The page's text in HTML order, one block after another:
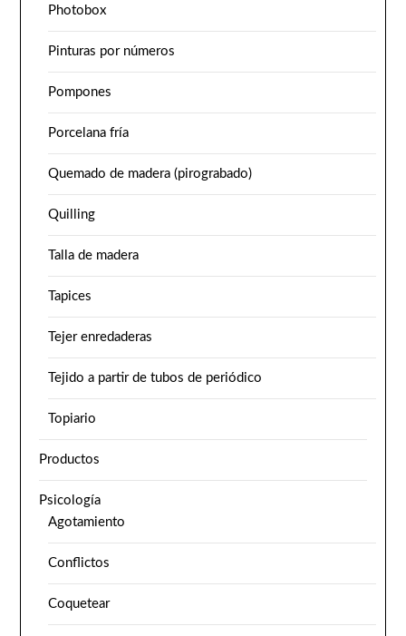
Photobox
Pinturas por números
Pompones
Porcelana fría
Quemado de madera (pirograbado)
Quilling
Talla de madera
Tapices
Tejer enredaderas
Tejido a partir de tubos de periódico
Topiario
Productos
Psicología
Agotamiento
Conflictos
Coquetear